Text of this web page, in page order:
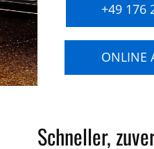
+49 176
ONLINE
Schneller,